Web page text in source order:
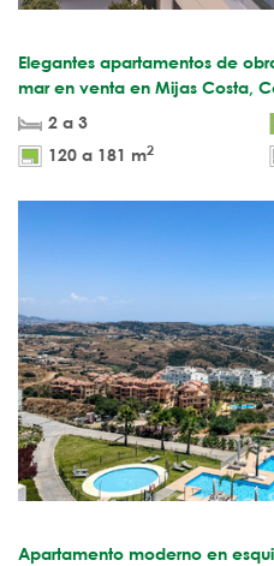
Elegantes apartamentos de
mar en venta en Mijas Costa,
2 a 3
120 a 181 m2
Apartamento moderno en